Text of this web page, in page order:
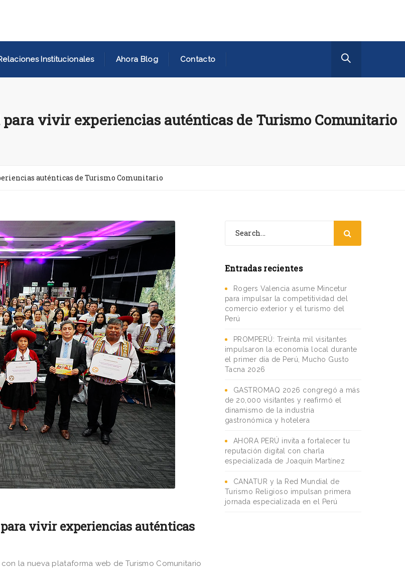
Institucionales Ahora Blog Contacto
vivir experiencias auténticas de Turismo Comunitario
auténticas de Turismo Comunitario
vivir experiencias auténticas
la nueva plataforma web de Turismo Comunitario
Entradas recientes
Rogers Valencia asume Mincetur
para impulsar la competitividad del
comercio exterior y el turismo del
Perú
PROMPERÚ: Treinta mil visitantes
impulsaron la economía local durante
el primer día de Perú, Mucho Gusto
Tacna 2026
GASTROMAQ 2026 congregó a más
de 20,000 visitantes y reafirmó el
dinamismo de la industria
gastronómica y hotelera
AHORA PERÚ invita a fortalecer tu
reputación digital con charla
especializada de Joaquín Martínez
CANATUR y la Red Mundial de
Turismo Religioso impulsan primera
jornada especializada en el Perú